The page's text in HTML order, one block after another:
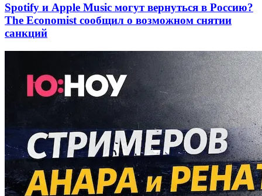
Spotify и Apple Music могут вернуться в Россию?
The Economist сообщил о возможном снятии
санкций